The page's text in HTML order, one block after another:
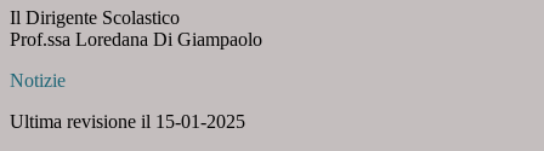
Il Dirigente Scolastico
Prof.ssa Loredana Di Giampaolo
Notizie
Ultima revisione il 15-01-2025